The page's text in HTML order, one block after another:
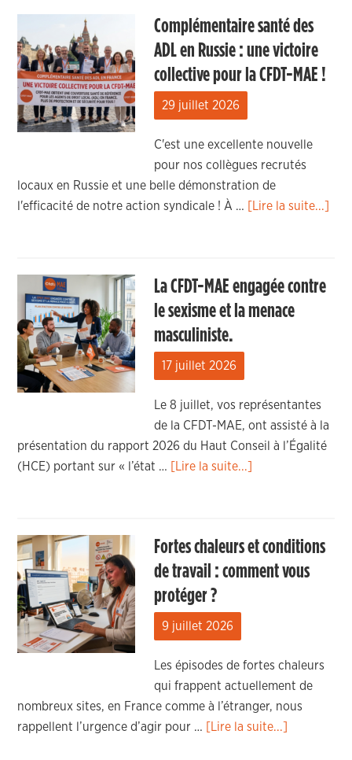
Complémentaire santé des
ADL en Russie : une victoire
collective pour la CFDT-MAE !
29 juillet 2026
C'est une excellente nouvelle
pour nos collègues recrutés
locaux en Russie et une belle démonstration de
l'efficacité de notre action syndicale ! À …
[Lire la suite...]
La CFDT-MAE engagée contre
le sexisme et la menace
masculiniste.
17 juillet 2026
Le 8 juillet, vos représentantes
de la CFDT-MAE, ont assisté à la
présentation du rapport 2026 du Haut Conseil à l’Égalité
(HCE) portant sur « l’état …
[Lire la suite...]
Fortes chaleurs et conditions
de travail : comment vous
protéger ?
9 juillet 2026
Les épisodes de fortes chaleurs
qui frappent actuellement de
nombreux sites, en France comme à l’étranger, nous
rappellent l’urgence d’agir pour …
[Lire la suite...]